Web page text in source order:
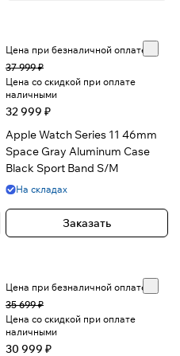
Цена при безналичной оплате
37 999 ₽
Цена со скидкой при оплате
наличными
32 999 ₽
Apple Watch Series 11 46mm
Space Gray Aluminum Case
Black Sport Band S/M
На складах
Заказать
Цена при безналичной оплате
35 699 ₽
Цена со скидкой при оплате
наличными
30 999 ₽